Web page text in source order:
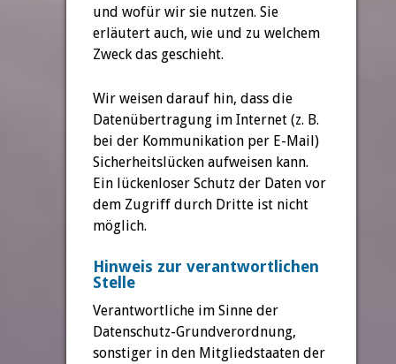
und wofür wir sie nutzen. Sie
erläutert auch, wie und zu welchem
Zweck das geschieht.
Wir weisen darauf hin, dass die
Datenübertragung im Internet (z. B.
bei der Kommunikation per E-Mail)
Sicherheitslücken aufweisen kann.
Ein lückenloser Schutz der Daten vor
dem Zugriff durch Dritte ist nicht
möglich.
Hinweis zur verantwortlichen
Stelle
Verantwortliche im Sinne der
Datenschutz-Grundverordnung,
sonstiger in den Mitgliedstaaten der